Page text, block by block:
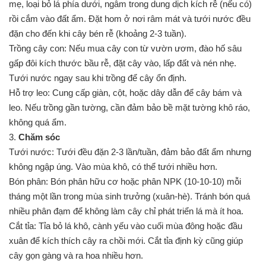
mẹ, loại bỏ lá phía dưới, ngâm trong dung dịch kích rễ (nếu có)
rồi cắm vào đất ẩm. Đặt hom ở nơi râm mát và tưới nước đều
đặn cho đến khi cây bén rễ (khoảng 2-3 tuần).
Trồng cây con: Nếu mua cây con từ vườn ươm, đào hố sâu
gấp đôi kích thước bầu rễ, đặt cây vào, lấp đất và nén nhẹ.
Tưới nước ngay sau khi trồng để cây ổn định.
Hỗ trợ leo: Cung cấp giàn, cột, hoặc dây dẫn để cây bám và
leo. Nếu trồng gần tường, cần đảm bảo bề mặt tường khô ráo,
không quá ẩm.
3. Chăm sóc
Tưới nước: Tưới đều đặn 2-3 lần/tuần, đảm bảo đất ẩm nhưng
không ngập úng. Vào mùa khô, có thể tưới nhiều hơn.
Bón phân: Bón phân hữu cơ hoặc phân NPK (10-10-10) mỗi
tháng một lần trong mùa sinh trưởng (xuân-hè). Tránh bón quá
nhiều phân đạm để không làm cây chỉ phát triển lá mà ít hoa.
Cắt tỉa: Tỉa bỏ lá khô, cành yếu vào cuối mùa đông hoặc đầu
xuân để kích thích cây ra chồi mới. Cắt tỉa định kỳ cũng giúp
cây gọn gàng và ra hoa nhiều hơn.